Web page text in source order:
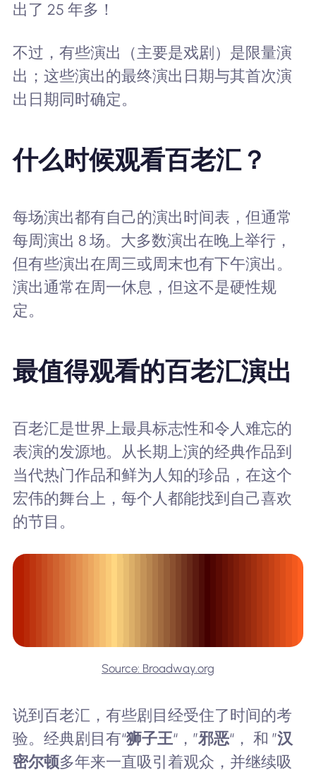
出了 25 年多！
不过，有些演出（主要是戏剧）是限量演
出；这些演出的最终演出日期与其首次演
出日期同时确定。
什么时候观看百老汇？
每场演出都有自己的演出时间表，但通常
每周演出 8 场。大多数演出在晚上举行，
但有些演出在周三或周末也有下午演出。
演出通常在周一休息，但这不是硬性规
定。
最值得观看的百老汇演出
百老汇是世界上最具标志性和令人难忘的
表演的发源地。从长期上演的经典作品到
当代热门作品和鲜为人知的珍品，在这个
宏伟的舞台上，每个人都能找到自己喜欢
的节目。
Source: Broadway.org
说到百老汇，有些剧目经受住了时间的考
验。经典剧目有“狮子王“，”邪恶“， 和 ”汉
密尔顿多年来一直吸引着观众，并继续吸